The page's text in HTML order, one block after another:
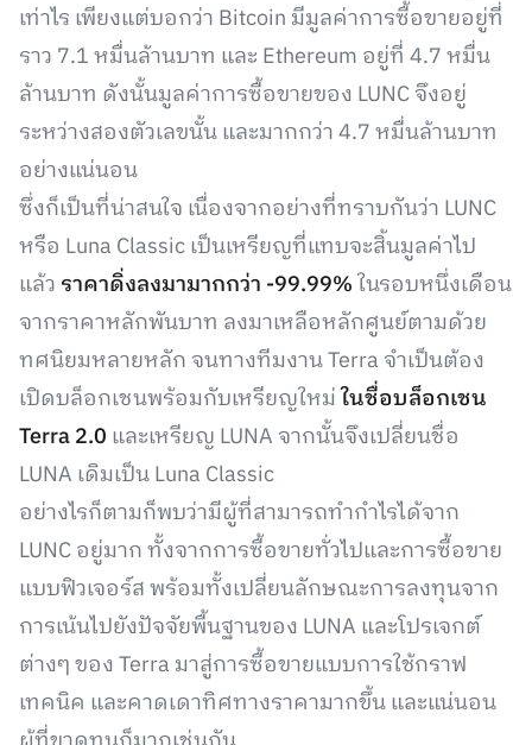
เท่าไร เพียงแต่บอกว่า Bitcoin มีมูลค่าการซื้อขายอยู่ที่
ราว 7.1 หมื่นล้านบาท และ Ethereum อยู่ที่ 4.7 หมื่น
ล้านบาท ดังนั้นมูลค่าการซื้อขายของ LUNC จึงอยู่
ระหว่างสองตัวเลขนั้น และมากกว่า 4.7 หมื่นล้านบาท
อย่างแน่นอน
ซึ่งก็เป็นที่น่าสนใจ เนื่องจากอย่างที่ทราบกันว่า LUNC
หรือ Luna Classic เป็นเหรียญที่แทบจะสิ้นมูลค่าไป
แล้ว ราคาดิ่งลงมามากกว่า -99.99%ในรอบหนึ่งเดือน
จากราคาหลักพันบาท ลงมาเหลือหลักศูนย์ตามด้วย
ทศนิยมหลายหลัก จนทางทีมงาน Terra จำเป็นต้อง
เปิดบล็อกเชนพร้อมกับเหรียญใหม่ในชื่อบล็อกเชน
Terra 2.0 และเหรียญ LUNA จากนั้นจึงเปลี่ยนชื่อ
LUNA เดิมเป็น Luna Classic
อย่างไรก็ตามก็พบว่ามีผู้ที่สามารถทำกำไรได้จาก
LUNC อยู่มาก ทั้งจากการซื้อขายทั่วไปและการซื้อขาย
แบบฟิวเจอร์ส พร้อมทั้งเปลี่ยนลักษณะการลงทุนจาก
การเน้นไปยังปัจจัยพื้นฐานของ LUNA และโปรเจกต์
ต่างๆ ของ Terra มาสู่การซื้อขายแบบการใช้กราฟ
เทคนิค และคาดเดาทิศทางราคามากขึ้น และแน่นอน